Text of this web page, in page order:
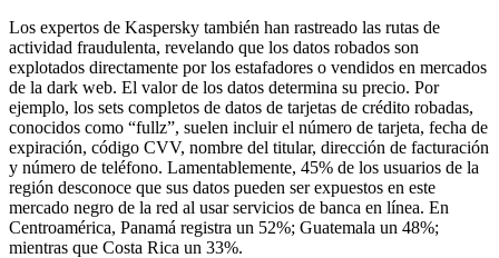
Los expertos de Kaspersky también han rastreado las rutas de
actividad fraudulenta, revelando que los datos robados son
explotados directamente por los estafadores o vendidos en mercados
de la dark web. El valor de los datos determina su precio. Por
ejemplo, los sets completos de datos de tarjetas de crédito robadas,
conocidos como “fullz”, suelen incluir el número de tarjeta, fecha de
expiración, código CVV, nombre del titular, dirección de facturación
y número de teléfono. Lamentablemente, 45% de los usuarios de la
región desconoce que sus datos pueden ser expuestos en este
mercado negro de la red al usar servicios de banca en línea. En
Centroamérica, Panamá registra un 52%; Guatemala un 48%;
mientras que Costa Rica un 33%.